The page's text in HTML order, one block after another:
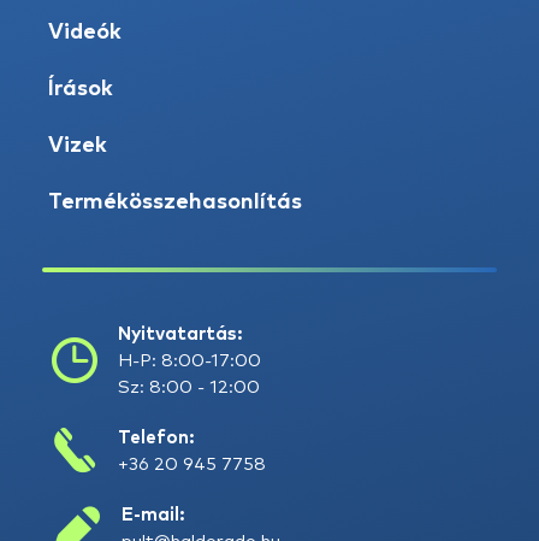
Videók
Írások
Vizek
Termékösszehasonlítás
Nyitvatartás:
H-P: 8:00-17:00
Sz: 8:00 - 12:00
Telefon:
+36 20 945 7758
E-mail: